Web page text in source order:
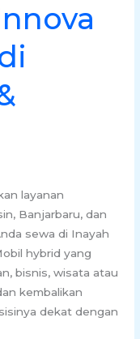
layanan
Banjarbaru, dan
sewa di Inayah
hybrid yang
bisnis, wisata atau
kembalikan
dekat dengan